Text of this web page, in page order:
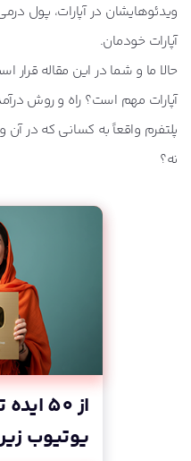
درامد از استریم اپارات
آمار بازدید؛ جذاب‌ترین ویژگی
قوانین کسب درآمد از آپارات
ویدئوهایشان در آپارات، پول
آپارات خودمان.
حالا ما و شما در این مقاله قرار
آپارات مهم است؟ راه و روش
پلتفرم واقعاً به کسانی که در
نه؟
از 50
یوتیوب زیر 5